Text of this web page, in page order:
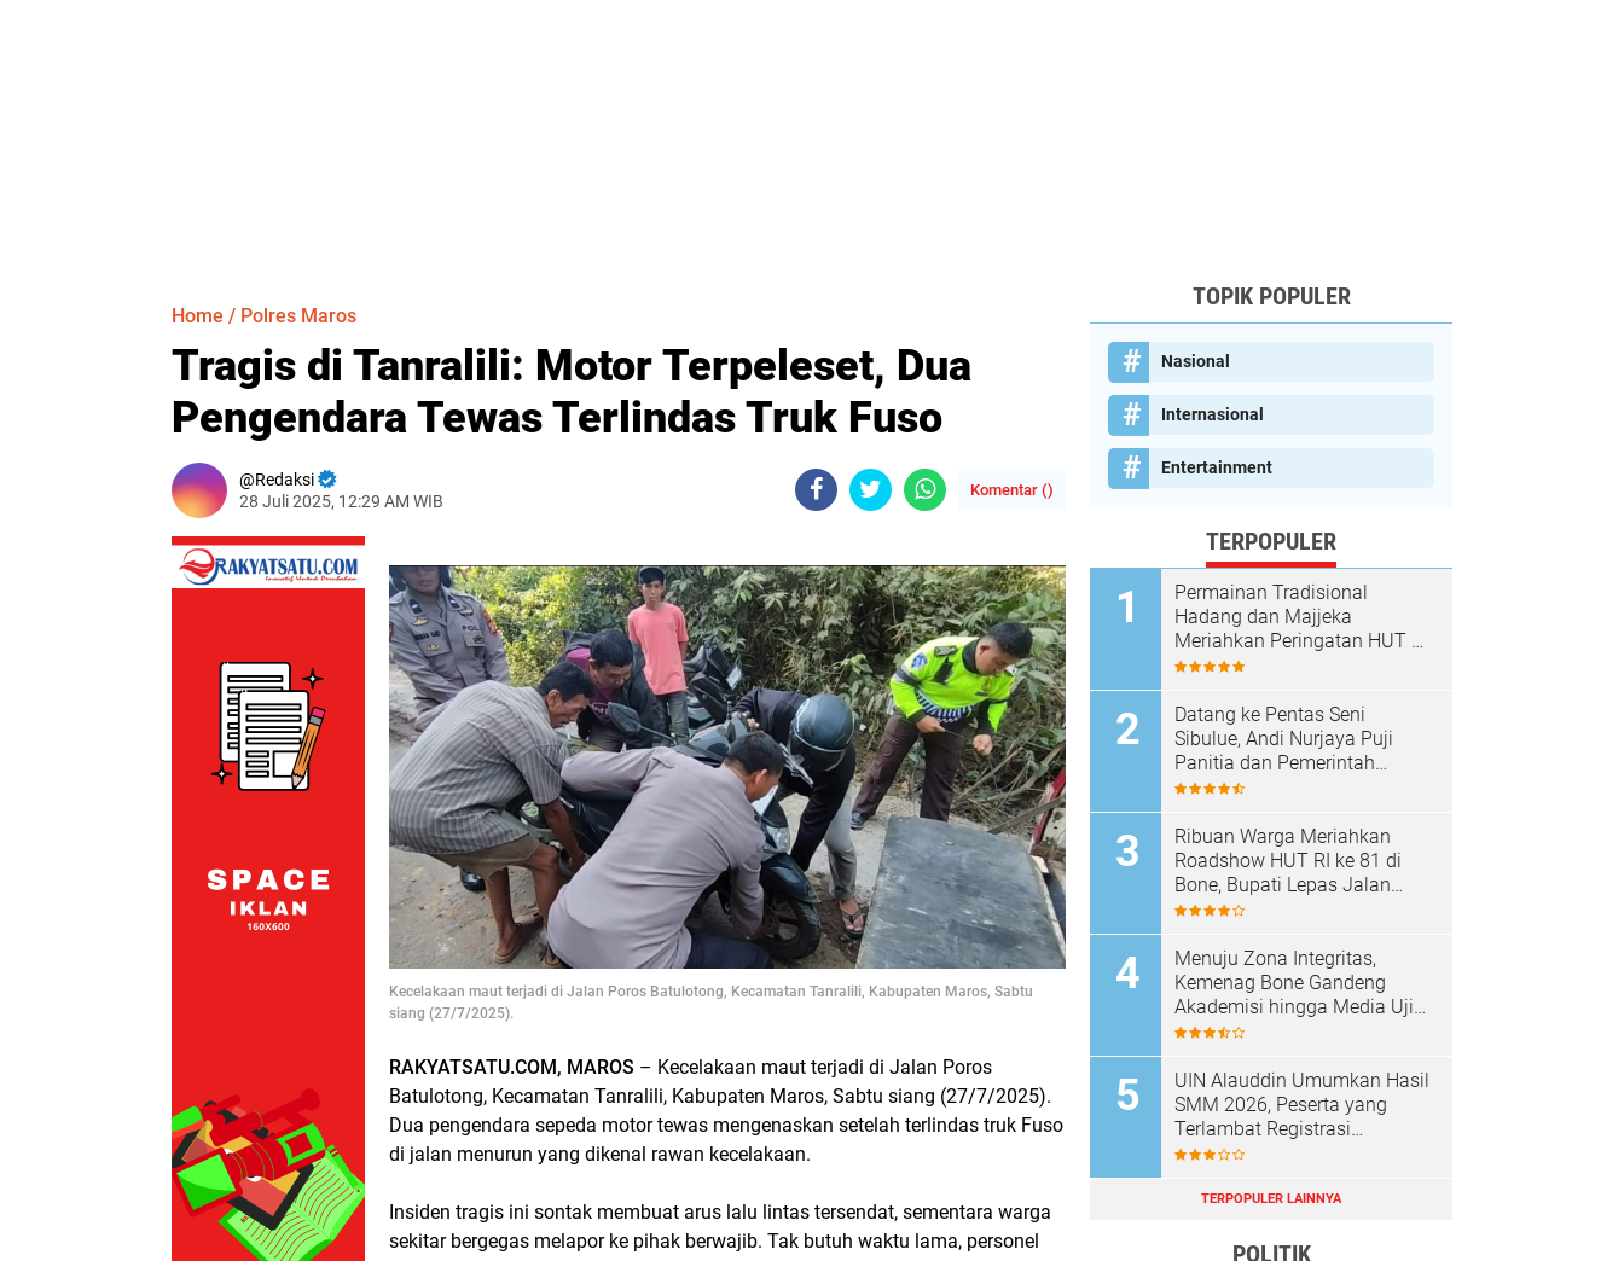
Home / Polres Maros
Tragis di Tanralili: Motor Terpeleset, Dua
Pengendara Tewas Terlindas Truk Fuso
Redaksi
28 Juli 2025, 12:29 AM WIB
Komentar ()
Kecelakaan maut terjadi di Jalan Poros Batulotong, Kecamatan Tanralili, Kabupaten Maros, Sabtu
siang (27/7/2025).
RAKYATSATU.COM, MAROS – Kecelakaan maut terjadi di Jalan Poros
Batulotong, Kecamatan Tanralili, Kabupaten Maros, Sabtu siang (27/7/2025).
Dua pengendara sepeda motor tewas mengenaskan setelah terlindas truk Fuso
di jalan menurun yang dikenal rawan kecelakaan.
Insiden tragis ini sontak membuat arus lalu lintas tersendat, sementara warga
sekitar bergegas melapor ke pihak berwajib. Tak butuh waktu lama, personel
TOPIK POPULER
Nasional
Internasional
Entertainment
TERPOPULER
Permainan Tradisional
Hadang dan Majjeka
Meriahkan Peringatan HUT RI
di Sibulue
Datang ke Pentas Seni
Sibulue, Andi Nurjaya Puji
Panitia dan Pemerintah
Kecamatan
Ribuan Warga Meriahkan
Roadshow HUT RI ke 81 di
Bone, Bupati Lepas Jalan
Santai
Menuju Zona Integritas,
Kemenag Bone Gandeng
Akademisi hingga Media Uji
Standar Pelayanan
UIN Alauddin Umumkan Hasil
SMM 2026, Peserta yang
Terlambat Registrasi
Dianggap Mundur
TERPOPULER LAINNYA
POLITIK